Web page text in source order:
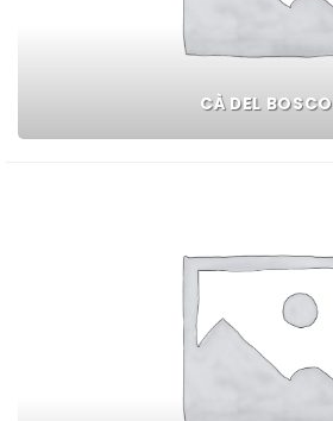
CÀ DEL BOSCO